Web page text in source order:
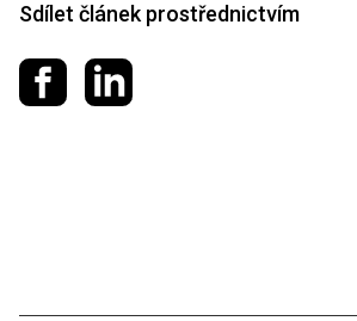
Sdílet článek prostřednictvím
Sdílet na Facebooku
Sdílet na LinkedIn